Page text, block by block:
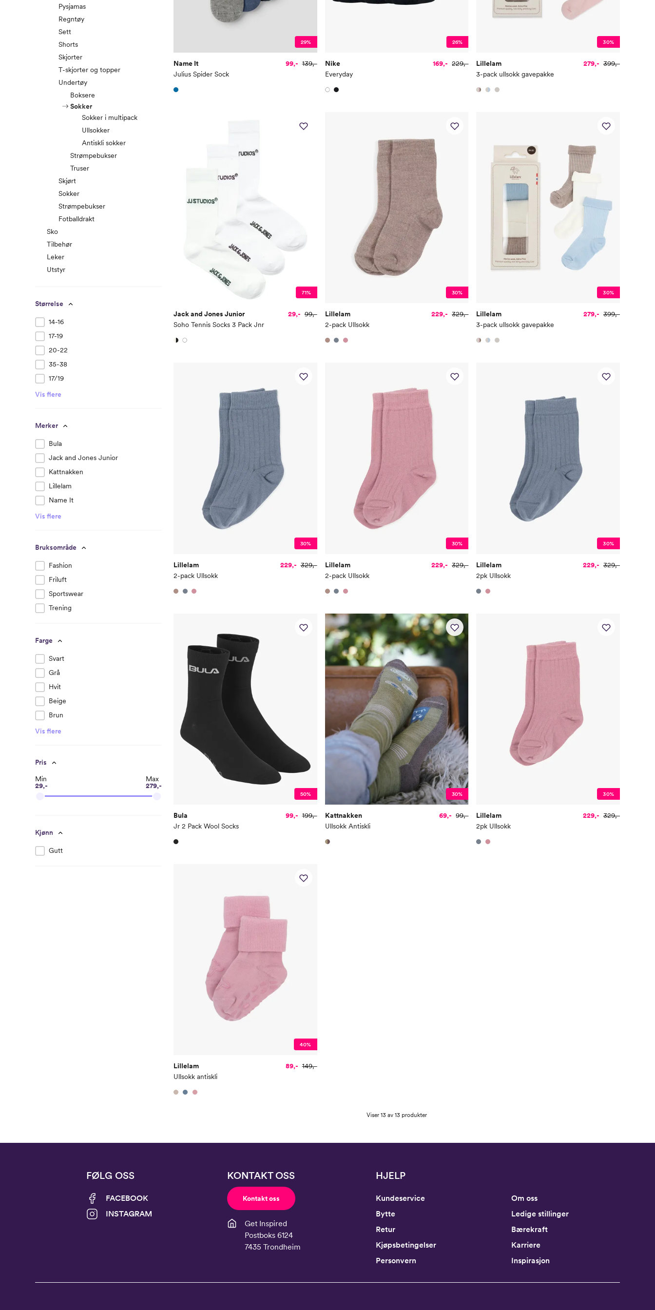
Pysjamas
Regntøy
Sett
Shorts
Skjorter
T-skjorter og topper
Undertøy
Boksere
Sokker
Sokker i multipack
Ullsokker
Antiskli sokker
Strømpebukser
Truser
Skjørt
Sokker
Strømpebukser
Fotballdrakt
Sko
Tilbehør
Leker
Utstyr
Størrelse
14-16
17-19
20-22
35-38
17/19
Vis flere
Merker
Bula
Jack and Jones Junior
Kattnakken
Lillelam
Name It
Vis flere
Bruksområde
Fashion
Friluft
Sportswear
Trening
Farge
Svart
Grå
Hvit
Beige
Brun
Vis flere
Pris
Min
29,-
Max
279,-
Kjønn
Gutt
29%
Name It
Julius Spider Sock
99,- 139,-
26%
Nike
Everyday
169,- 229,-
30%
Lillelam
3-pack ullsokk gavepakke
279,- 399,-
71%
Jack and Jones Junior
Soho Tennis Socks 3 Pack Jnr
29,- 99,-
30%
Lillelam
2-pack Ullsokk
229,- 329,-
30%
Lillelam
3-pack ullsokk gavepakke
279,- 399,-
30%
Lillelam
2-pack Ullsokk
229,- 329,-
30%
Lillelam
2-pack Ullsokk
229,- 329,-
30%
Lillelam
2pk Ullsokk
229,- 329,-
50%
Bula
Jr 2 Pack Wool Socks
99,- 199,-
30%
Kattnakken
Ullsokk Antiskli
69,- 99,-
30%
Lillelam
2pk Ullsokk
229,- 329,-
40%
Lillelam
Ullsokk antiskli
89,- 149,-
Viser 13 av 13 produkter
FØLG OSS
FACEBOOK
INSTAGRAM
KONTAKT OSS
Kontakt oss
Get Inspired
Postboks 6124
7435 Trondheim
HJELP
Kundeservice
Bytte
Retur
Kjøpsbetingelser
Personvern
Om oss
Ledige stillinger
Bærekraft
Karriere
Inspirasjon